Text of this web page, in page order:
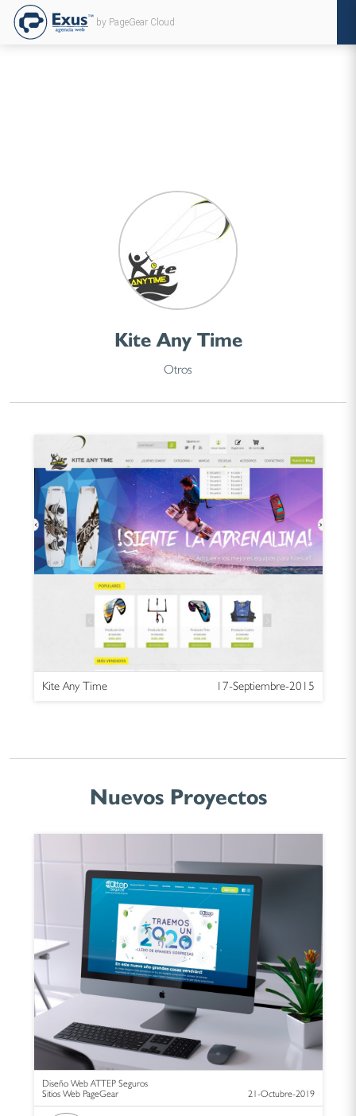
by PageGear Cloud
Kite Any Time
Otros
Kite Any Time 17-Septiembre-2015
Nuevos Proyectos
Diseño Web ATTEP Seguros
Sitios Web PageGear
21-Octubre-2019